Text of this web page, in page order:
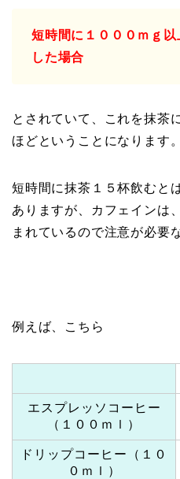
短時間に１０００ｍｇ
した場合
とされていて、これを抹茶
ほどということになります。
短時間に抹茶１５杯飲むと
ありますが、カフェインは
まれているので注意が必要
例えば、こちら
エスプレッソコーヒー
（１００ｍｌ）
ドリップコーヒー（１０
０ｍｌ）